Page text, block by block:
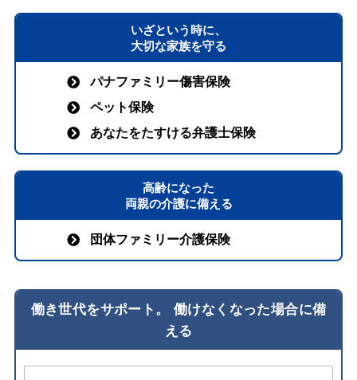
いざという時に、
大切な家族を守る
パナファミリー傷害保険
ペット保険
あなたをたすける弁護士保険
高齢になった
両親の介護に備える
団体ファミリー介護保険
働き世代をサポート。 働けなくなった場合に備
える